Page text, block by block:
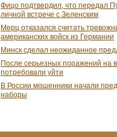
Фицо подтвердил, что передал
личной встрече с Зеленским
Мерц отказался считать
американских войск из Германии
Минск сделал неожиданное
После серьезных поражений на
потребовали уйти
В России мошенники начали
наборы